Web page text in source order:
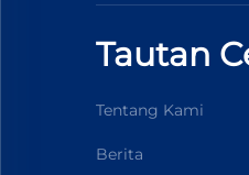
Tautan
Tentang Kami
Berita